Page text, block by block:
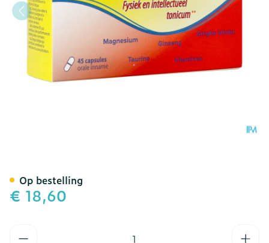
€ 18,60
Op bestelling